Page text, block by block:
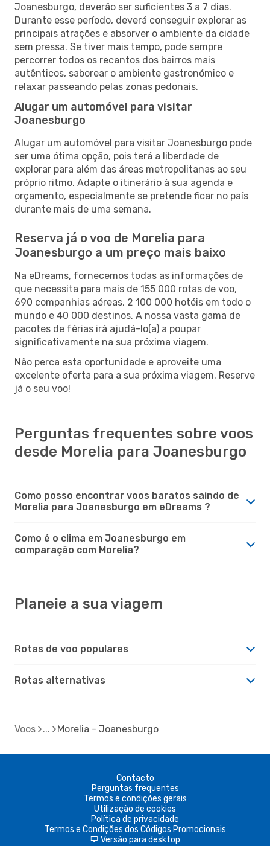
Joanesburgo, deverão ser suficientes 3 a 7 dias.
Durante esse período, deverá conseguir explorar as
principais atrações e absorver o ambiente da cidade
sem pressa. Se tiver mais tempo, pode sempre
percorrer todos os recantos dos bairros mais
autênticos, saborear o ambiente gastronómico e
relaxar passeando pelas zonas pedonais.
Alugar um automóvel para visitar
Joanesburgo
Alugar um automóvel para visitar Joanesburgo pode
ser uma ótima opção, pois terá a liberdade de
explorar para além das áreas metropolitanas ao seu
próprio ritmo. Adapte o itinerário à sua agenda e
orçamento, especialmente se pretende ficar no país
durante mais de uma semana.
Reserva já o voo de Morelia para
Joanesburgo a um preço mais baixo
Na eDreams, fornecemos todas as informações de
que necessita para mais de 155 000 rotas de voo,
690 companhias aéreas, 2 100 000 hotéis em todo o
mundo e 40 000 destinos. A nossa vasta gama de
pacotes de férias irá ajudá-lo(a) a poupar
significativamente na sua próxima viagem.
Não perca esta oportunidade e aproveite uma
excelente oferta para a sua próxima viagem. Reserve
já o seu voo!
Perguntas frequentes sobre voos
desde Morelia para Joanesburgo
Como posso encontrar voos baratos saindo de
Morelia para Joanesburgo em eDreams ?
Como é o clima em Joanesburgo em
comparação com Morelia?
Planeie a sua viagem
Rotas de voo populares
Rotas alternativas
Voos Morelia - Joanesburgo
Contacto
Perguntas frequentes
Termos e condições gerais
Utilização de cookies
Política de privacidade
Termos e Condições dos Códigos Promocionais
d Versão para desktop